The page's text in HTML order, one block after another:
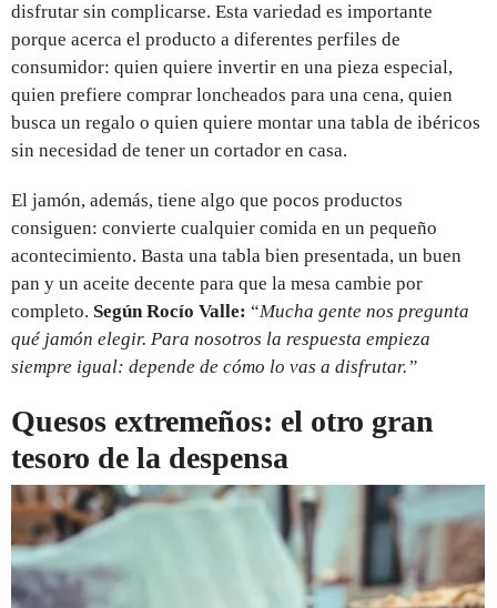
disfrutar sin complicarse. Esta variedad es importante
porque acerca el producto a diferentes perfiles de
consumidor: quien quiere invertir en una pieza especial,
quien prefiere comprar loncheados para una cena, quien
busca un regalo o quien quiere montar una tabla de ibéricos
sin necesidad de tener un cortador en casa.
El jamón, además, tiene algo que pocos productos
consiguen: convierte cualquier comida en un pequeño
acontecimiento. Basta una tabla bien presentada, un buen
pan y un aceite decente para que la mesa cambie por
completo. Según Rocío Valle: “Mucha gente nos pregunta
qué jamón elegir. Para nosotros la respuesta empieza
siempre igual: depende de cómo lo vas a disfrutar.”
Quesos extremeños: el otro gran
tesoro de la despensa